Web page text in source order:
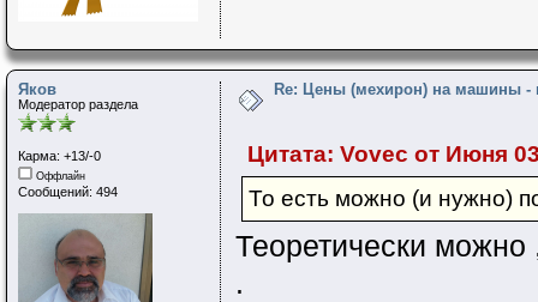
Яков
Модератор раздела
Карма: +13/-0
Оффлайн
Сообщений: 494
Re: Цены (мехирон) на машины -
Цитата: Vovec от Июня
То есть можно (и нужно)
Теоретически можно
.